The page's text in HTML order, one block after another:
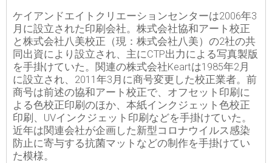
ケイアンドエイトクリエーションセンターは2006年3
月に設立された印刷会社。株式会社協和アート校正
と株式会社八美校正（現：株式会社八美）の2社の共
同出資により設立され、主にCTP出力による写真製版
を手掛けていた。関連の株式会社Keartは1985年2月
に設立され、2011年3月に商号変更した校正業者。前
商号は前述の協和アート校正で、オフセット印刷に
よる色校正印刷のほか、本紙インクジェット色校正
印刷、UVインクジェット印刷などを手掛けていた。
近年は関連会社が企画した新型コロナウイルス感染
防止に寄与する抗菌マットなどの制作を手掛けてい
た模様。